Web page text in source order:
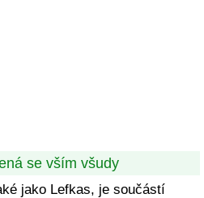
se vším všudy
jako Lefkas, je součástí